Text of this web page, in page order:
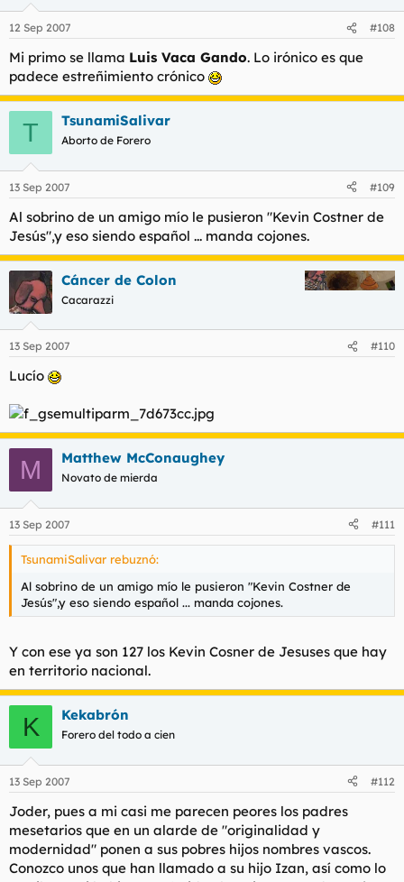
12 Sep 2007 #108
Mi primo se llama Luis Vaca Gando. Lo irónico es que
padece estreñimiento crónico
T TsunamiSalivar
Aborto de Forero
13 Sep 2007 #109
Al sobrino de un amigo mío le pusieron "Kevin Costner de
Jesús",y eso siendo español ... manda cojones.
Cáncer de Colon
Cacarazzi
13 Sep 2007 #110
Lucío
M Matthew McConaughey
Novato de mierda
13 Sep 2007 #111
TsunamiSalivar rebuznó:
Al sobrino de un amigo mío le pusieron "Kevin Costner de
Jesús",y eso siendo español ... manda cojones.
Y con ese ya son 127 los Kevin Cosner de Jesuses que hay
en territorio nacional.
K Kekabrón
Forero del todo a cien
13 Sep 2007 #112
Joder, pues a mi casi me parecen peores los padres
mesetarios que en un alarde de "originalidad y
modernidad" ponen a sus pobres hijos nombres vascos.
Conozco unos que han llamado a su hijo Izan, así como lo